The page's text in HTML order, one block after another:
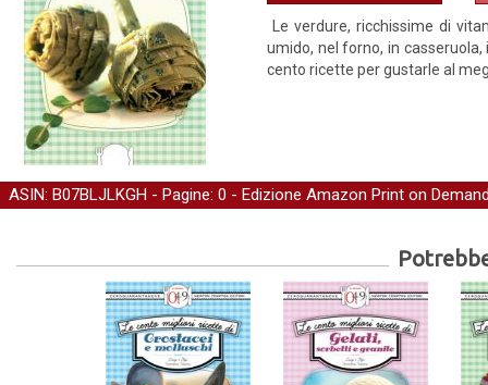
Le verdure, ricchissime di
umido, nel forno, in
cento ricette per gustarle al
ASIN: B07BLJLKGH - Pagine: 0 - Edizione Amazon Print on